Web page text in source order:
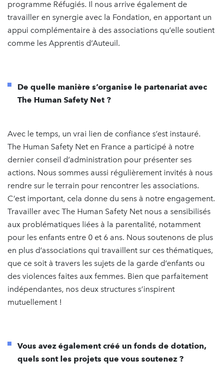
programme Réfugiés. Il nous arrive également de
travailler en synergie avec la Fondation, en apportant un
appui complémentaire à des associations qu’elle soutient
comme les Apprentis d’Auteuil.
De quelle manière s’organise le partenariat avec
The Human Safety Net ?
Avec le temps, un vrai lien de confiance s’est instauré.
The Human Safety Net en France a participé à notre
dernier conseil d’administration pour présenter ses
actions. Nous sommes aussi régulièrement invités à nous
rendre sur le terrain pour rencontrer les associations.
C’est important, cela donne du sens à notre engagement.
Travailler avec The Human Safety Net nous a sensibilisés
aux problématiques liées à la parentalité, notamment
pour les enfants entre 0 et 6 ans. Nous soutenons de plus
en plus d’associations qui travaillent sur ces thématiques,
que ce soit à travers les sujets de la garde d’enfants ou
des violences faites aux femmes. Bien que parfaitement
indépendantes, nos deux structures s’inspirent
mutuellement !
Vous avez également créé un fonds de dotation,
quels sont les projets que vous soutenez ?